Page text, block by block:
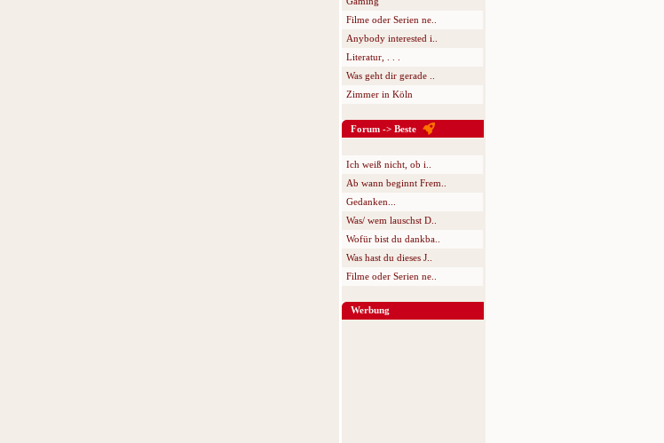
Filme oder Serien ne..
Anybody interested i..
Literatur, . . .
Was geht dir gerade ..
Zimmer in Köln
Forum -> Beste
Ich weiß nicht, ob i..
Ab wann beginnt Frem..
Gedanken...
Was/ wem lauschst D..
Wofür bist du dankba..
Was hast du dieses J..
Filme oder Serien ne..
Werbung